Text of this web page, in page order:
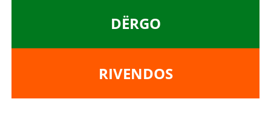
DËRGO
RIVENDOS